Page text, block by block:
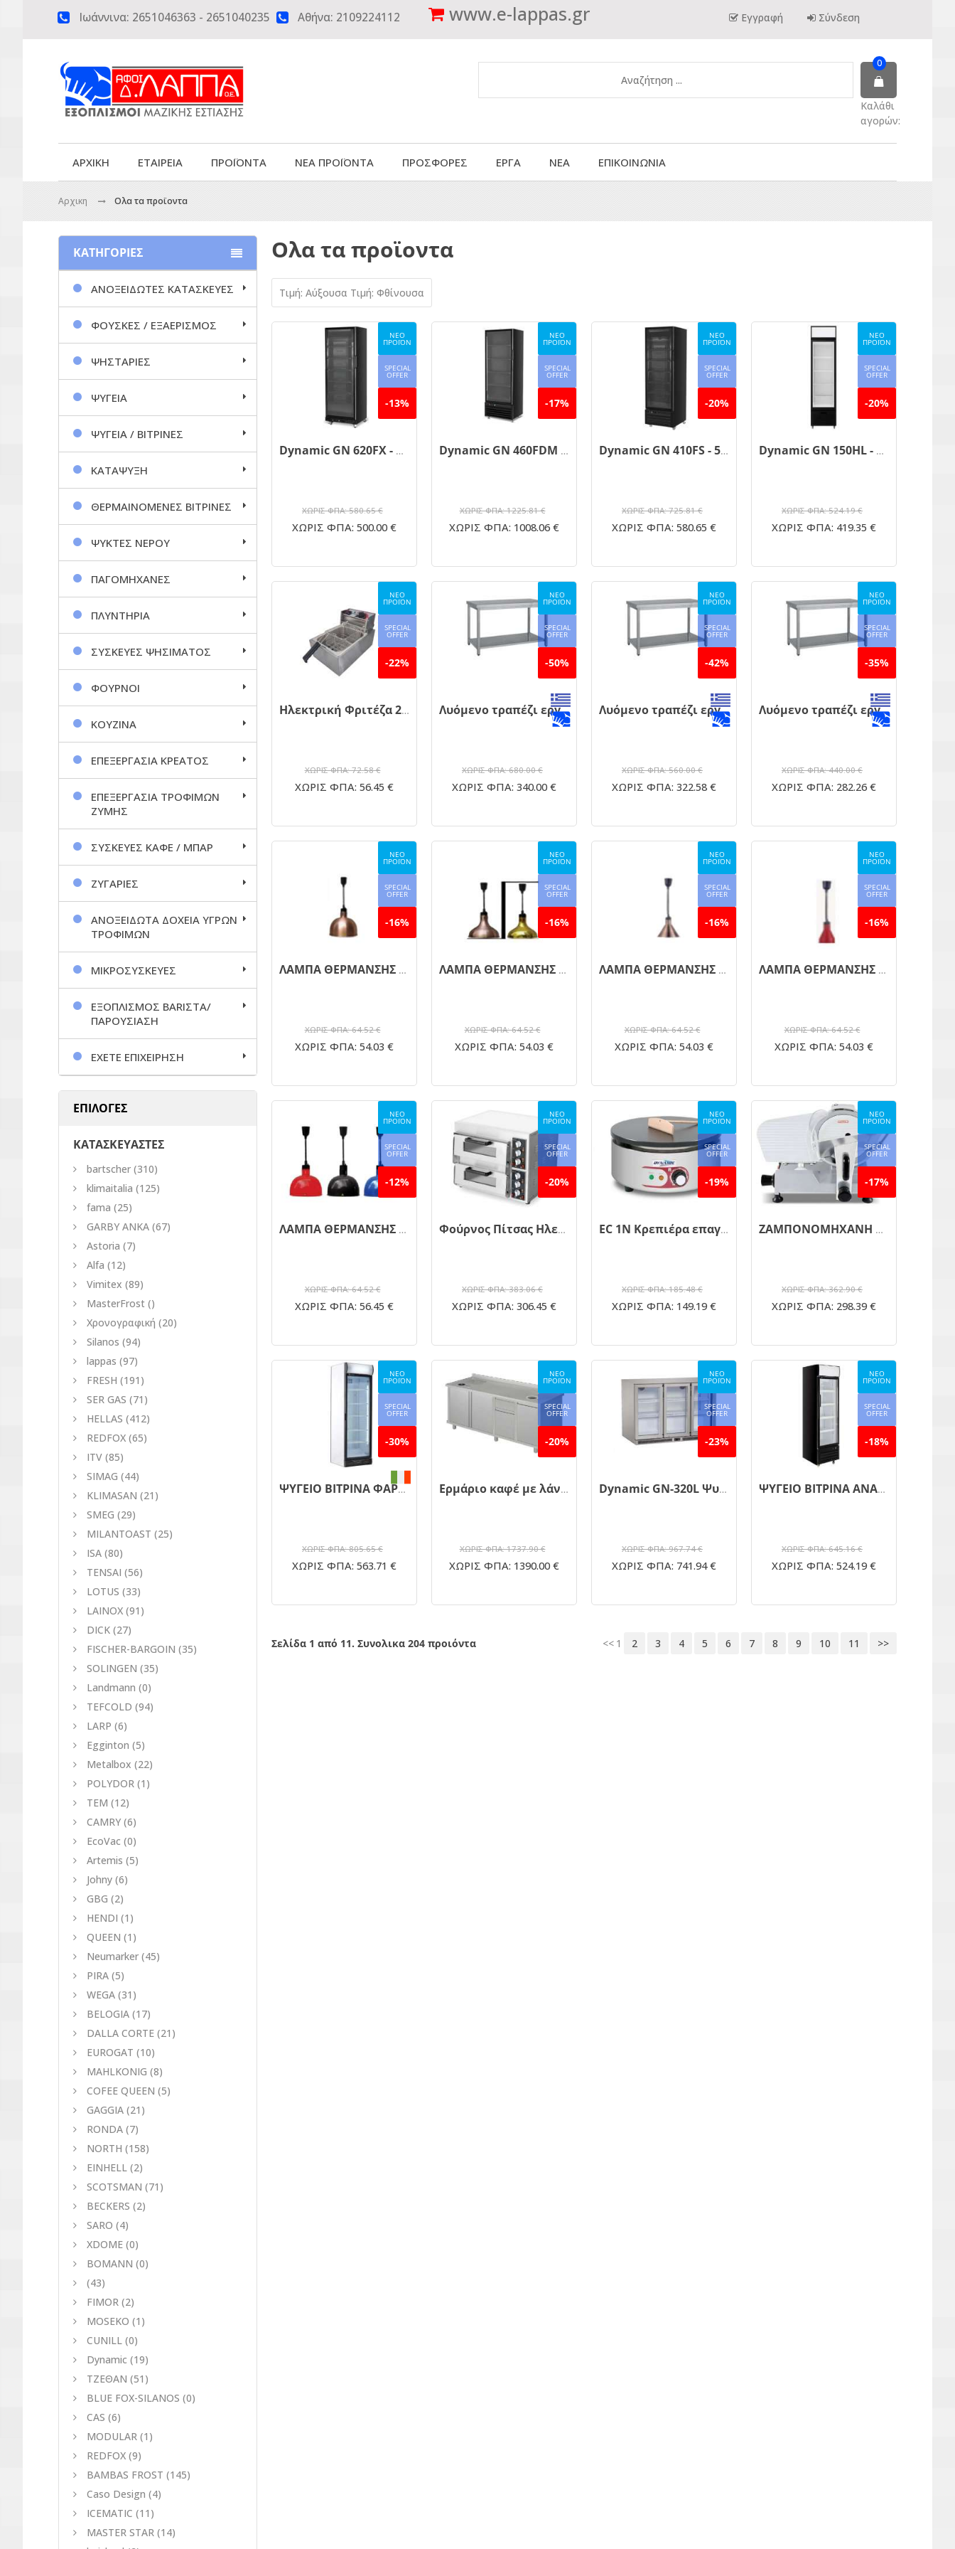
 Ιωάννινα: 2651046363 - 2651040235  Αθήνα: 2109224112 www.e-lappas.gr Εγγραφή Σύνδεση
Καλάθι
αγορών:
0
ΑΡΧΙΚΗ ΕΤΑΙΡΕΙΑ ΠΡΟΪΟΝΤΑ ΝΕΑ ΠΡΟΪΟΝΤΑ ΠΡΟΣΦΟΡΕΣ ΕΡΓΑ ΝΕΑ ΕΠΙΚΟΙΝΩΝΙΑ
Αρχικη Ολα τα προϊοντα
Ολα τα προϊοντα
Τιμή: Αύξουσα Τιμή: Φθίνουσα
ΝΕΟ
ΠΡΟΪΟΝ
SPECIAL
OFFER
-13%
Dynamic GN 620FX - 5 Ράφια Ψυχόμενη 360 lt
ΧΩΡΙΣ ΦΠΑ: 580.65 €
ΧΩΡΙΣ ΦΠΑ: 500.00 €
ΝΕΟ
ΠΡΟΪΟΝ
SPECIAL
OFFER
-17%
Dynamic GN 460FDM - 5 Ράφια Κατάψυξης 400 lt
ΧΩΡΙΣ ΦΠΑ: 1225.81 €
ΧΩΡΙΣ ΦΠΑ: 1008.06 €
ΝΕΟ
ΠΡΟΪΟΝ
SPECIAL
OFFER
-20%
Dynamic GN 410FS - 5 Ράφια Μπύρας 450 lt
ΧΩΡΙΣ ΦΠΑ: 725.81 €
ΧΩΡΙΣ ΦΠΑ: 580.65 €
ΝΕΟ
ΠΡΟΪΟΝ
SPECIAL
OFFER
-20%
Dynamic GN 150HL - 4 Ράφια Ψυχόμενη 150 lt
ΧΩΡΙΣ ΦΠΑ: 524.19 €
ΧΩΡΙΣ ΦΠΑ: 419.35 €
ΝΕΟ
ΠΡΟΪΟΝ
SPECIAL
OFFER
-22%
Ηλεκτρική Φριτέζα 2.5kW Χωρητικότητας 6lt
ΧΩΡΙΣ ΦΠΑ: 72.58 €
ΧΩΡΙΣ ΦΠΑ: 56.45 €
ΝΕΟ
ΠΡΟΪΟΝ
SPECIAL
OFFER
-50%
Λυόμενο τραπέζι εργασίας inox 180x70
ΧΩΡΙΣ ΦΠΑ: 680.00 €
ΧΩΡΙΣ ΦΠΑ: 340.00 €
ΝΕΟ
ΠΡΟΪΟΝ
SPECIAL
OFFER
-42%
Λυόμενο τραπέζι εργασίας inox 160x70
ΧΩΡΙΣ ΦΠΑ: 560.00 €
ΧΩΡΙΣ ΦΠΑ: 322.58 €
ΝΕΟ
ΠΡΟΪΟΝ
SPECIAL
OFFER
-35%
Λυόμενο τραπέζι εργασίας inox 140x70
ΧΩΡΙΣ ΦΠΑ: 440.00 €
ΧΩΡΙΣ ΦΠΑ: 282.26 €
ΝΕΟ
ΠΡΟΪΟΝ
SPECIAL
OFFER
-16%
ΛΑΜΠΑ ΘΕΡΜΑΝΣΗΣ ΚΥΛΙΝΔΡΙΚΗ FWL-HLΕ-Ε ΡΥΘΜΙΖΟΜΕΝΟΥ ΜΗΚΟΥΣ
ΧΩΡΙΣ ΦΠΑ: 64.52 €
ΧΩΡΙΣ ΦΠΑ: 54.03 €
ΝΕΟ
ΠΡΟΪΟΝ
SPECIAL
OFFER
-16%
ΛΑΜΠΑ ΘΕΡΜΑΝΣΗΣ ΚΥΛΙΝΔΡΙΚΗ FWL-HLΕ-D ΡΥΘΜΙΖΟΜΕΝΟΥ ΜΗΚΟΥΣ
ΧΩΡΙΣ ΦΠΑ: 64.52 €
ΧΩΡΙΣ ΦΠΑ: 54.03 €
ΝΕΟ
ΠΡΟΪΟΝ
SPECIAL
OFFER
-16%
ΛΑΜΠΑ ΘΕΡΜΑΝΣΗΣ ΚΩΝΙΚΗ FWL-HLE-C ΡΥΘΜΙΖΟΜΕΝΟΥ ΜΗΚΟΥΣ
ΧΩΡΙΣ ΦΠΑ: 64.52 €
ΧΩΡΙΣ ΦΠΑ: 54.03 €
ΝΕΟ
ΠΡΟΪΟΝ
SPECIAL
OFFER
-16%
ΛΑΜΠΑ ΘΕΡΜΑΝΣΗΣ ΚΥΛΙΝΔΡΙΚΗ FWL-HLΕ-B ΡΥΘΜΙΖΟΜΕΝΟΥ ΜΗΚΟΥΣ
ΧΩΡΙΣ ΦΠΑ: 64.52 €
ΧΩΡΙΣ ΦΠΑ: 54.03 €
ΝΕΟ
ΠΡΟΪΟΝ
SPECIAL
OFFER
-12%
ΛΑΜΠΑ ΘΕΡΜΑΝΣΗΣ ΚΥΛΙΝΔΡΙΚΗ FWL-HL-Ε ΡΥΘΜΙΖΟΜΕΝΟΥ ΜΗΚΟΥΣ
ΧΩΡΙΣ ΦΠΑ: 64.52 €
ΧΩΡΙΣ ΦΠΑ: 56.45 €
ΝΕΟ
ΠΡΟΪΟΝ
SPECIAL
OFFER
-20%
Φούρνος Πίτσας Ηλεκτρικός Διπλός Ø40cm EP-235Μ
ΧΩΡΙΣ ΦΠΑ: 383.06 €
ΧΩΡΙΣ ΦΠΑ: 306.45 €
ΝΕΟ
ΠΡΟΪΟΝ
SPECIAL
OFFER
-19%
EC 1N Κρεπιέρα επαγγελματική (service - Ανταλλακτικά DYNAMIC)
ΧΩΡΙΣ ΦΠΑ: 185.48 €
ΧΩΡΙΣ ΦΠΑ: 149.19 €
ΝΕΟ
ΠΡΟΪΟΝ
SPECIAL
OFFER
-17%
ΖΑΜΠΟΝΟΜΗΧΑΝΗ MS 250ES-10
ΧΩΡΙΣ ΦΠΑ: 362.90 €
ΧΩΡΙΣ ΦΠΑ: 298.39 €
ΝΕΟ
ΠΡΟΪΟΝ
SPECIAL
OFFER
-30%
ΨΥΓΕΙΟ ΒΙΤΡΙΝΑ ΦΑΡΜΑΚΕΙΟΥ D372
ΧΩΡΙΣ ΦΠΑ: 805.65 €
ΧΩΡΙΣ ΦΠΑ: 563.71 €
ΝΕΟ
ΠΡΟΪΟΝ
SPECIAL
OFFER
-20%
Ερμάριο καφέ με λάντζα - συρτάρι καφέ - αμπάρι - ερμάριο 160x70x86 EC/1607086
ΧΩΡΙΣ ΦΠΑ: 1737.90 €
ΧΩΡΙΣ ΦΠΑ: 1390.00 €
ΝΕΟ
ΠΡΟΪΟΝ
SPECIAL
OFFER
-23%
Dynamic GN-320L Ψυγείο Bar Cooler INOX με 3 ανοιγόμενες πόρτες
ΧΩΡΙΣ ΦΠΑ: 967.74 €
ΧΩΡΙΣ ΦΠΑ: 741.94 €
ΝΕΟ
ΠΡΟΪΟΝ
SPECIAL
OFFER
-18%
ΨΥΓΕΙΟ ΒΙΤΡΙΝΑ ΑΝΑΨΥΚΤΙΚΩΝ DB-420C
ΧΩΡΙΣ ΦΠΑ: 645.16 €
ΧΩΡΙΣ ΦΠΑ: 524.19 €
Σελίδα 1 από 11. Συνολικα 204 προιόντα << 1 2 3 4 5 6 7 8 9 10 11 >>
ΚΑΤΗΓΟΡΙΕΣ
ΑΝΟΞΕΙΔΩΤΕΣ ΚΑΤΑΣΚΕΥΕΣ
ΦΟΥΣΚΕΣ / ΕΞΑΕΡΙΣΜΟΣ
ΨΗΣΤΑΡΙΕΣ
ΨΥΓΕΙΑ
ΨΥΓΕΙΑ / ΒΙΤΡΙΝΕΣ
ΚΑΤΑΨΥΞΗ
ΘΕΡΜΑΙΝΟΜΕΝΕΣ ΒΙΤΡΙΝΕΣ
ΨΥΚΤΕΣ ΝΕΡΟΥ
ΠΑΓΟΜΗΧΑΝΕΣ
ΠΛΥΝΤΗΡΙΑ
ΣΥΣΚΕΥΕΣ ΨΗΣΙΜΑΤΟΣ
ΦΟΥΡΝΟΙ
ΚΟΥΖΙΝΑ
ΕΠΕΞΕΡΓΑΣΙΑ ΚΡΕΑΤΟΣ
ΕΠΕΞΕΡΓΑΣΙΑ ΤΡΟΦΙΜΩΝ
ΖΥΜΗΣ
ΣΥΣΚΕΥΕΣ ΚΑΦΕ / ΜΠΑΡ
ΖΥΓΑΡΙΕΣ
ΑΝΟΞΕΙΔΩΤΑ ΔΟΧΕΙΑ ΥΓΡΩΝ
ΤΡΟΦΙΜΩΝ
ΜΙΚΡΟΣΥΣΚΕΥΕΣ
ΕΞΟΠΛΙΣΜΟΣ BARΙΣΤΑ/
ΠΑΡΟΥΣΙΑΣΗ
ΕΧΕΤΕ ΕΠΙΧΕΙΡΗΣΗ
ΕΠΙΛΟΓΕΣ
ΚΑΤΑΣΚΕΥΑΣΤΕΣ
bartscher (310)
klimaitalia (125)
fama (25)
GARBY ANKA (67)
Astoria (7)
Alfa (12)
Vimitex (89)
MasterFrost ()
Χρονογραφική (20)
Silanos (94)
lappas (97)
FRESH (191)
SER GAS (71)
HELLAS (412)
REDFOX (65)
ITV (85)
SIMAG (44)
KLIMASAN (21)
SMEG (29)
MILANTOAST (25)
ISA (80)
TENSAI (56)
LOTUS (33)
LAINOX (91)
DICK (27)
FISCHER-BARGOIN (35)
SOLINGEN (35)
Landmann (0)
TEFCOLD (94)
LARP (6)
Egginton (5)
Metalbox (22)
POLYDOR (1)
TEM (12)
CAMRY (6)
EcoVac (0)
Artemis (5)
Johny (6)
GBG (2)
HENDI (1)
QUEEN (1)
Neumarker (45)
PIRA (5)
WEGA (31)
BELOGIA (17)
DALLA CORTE (21)
EUROGAT (10)
MAHLKONIG (8)
COFEE QUEEN (5)
GAGGIA (21)
RONDA (7)
NORTH (158)
EINHELL (2)
SCOTSMAN (71)
BECKERS (2)
SARO (4)
XDOME (0)
BOMANN (0)
(43)
FIMOR (2)
MOSEKO (1)
CUNILL (0)
Dynamic (19)
ΤΖΕΘΑΝ (51)
BLUE FOX-SILANOS (0)
CAS (6)
MODULAR (1)
REDFOX (9)
BAMBAS FROST (145)
Caso Design (4)
ICEMATIC (11)
MASTER STAR (14)